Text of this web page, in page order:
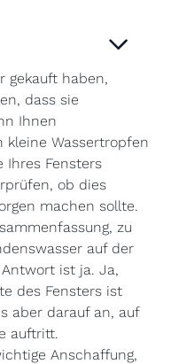
gekauft haben,
dass sie
Ihnen
kleine Wassertropfen
Ihres Fensters
ob dies
machen sollte.
zu
auf der
ist ja. Ja,
des Fensters ist
aber darauf an, auf
auftritt.
Anschaffung,